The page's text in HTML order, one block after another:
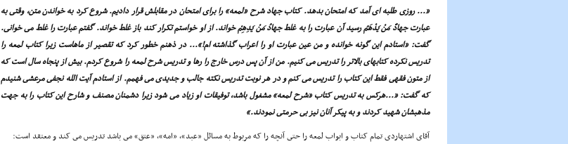
«... روزى طلبه اى آمد که امتحان بدهد. کتاب جهاد شرح «لمعه» را براى امتحان در مقابلش قرار دادیم. شروع کرد به خواندن متن، وقتى به
عبارت جهادٌ مَنْ یَدْهَمُ رسید آن عبارت را به غلط جهادُ مَنْ یَدِهِمْ خواند. از او خواستم تکرار کند باز غلط خواند. گفتم عبارت را غلط مى خوانى.
گفت: «استادم این گونه خوانده و من عین عبارت او را اعراب گذاشته ام!»... در ذهنم خطور کرد که تقصیر از ماهاست زیرا کتاب لمعه را
تدریس نکرده کتابهاى بالاتر را تدریس مى کنیم. من از آن پس درس خارج را رها و تدریس شرح لمعه را شروع کردم. بیش از پنجاه سال است که
از متون فقهى فقط این کتاب را تدریس مى کنم و در هر نوبت تدریس نکته جالب و جدیدى مى فهمم. از استادم آیت الله نجفى مرعشى شنیدم
که گفت: «...هرکس به تدریس کتاب «شرح لمعه» مشغول باشد، توفیقات او زیاد مى شود زیرا دشمنان مصنف و شارح این کتاب را به جهت
مذهبشان شهید کردند و به پیکر آنان نیز بى حرمتى نمودند.»
آقاى اشتهاردى تمام کتاب و ابواب لمعه را حتى آنچه را که مربوط به مسائل «عبد»، «امه»، «عتق» مى باشد تدریس مى کند و معتقد است: